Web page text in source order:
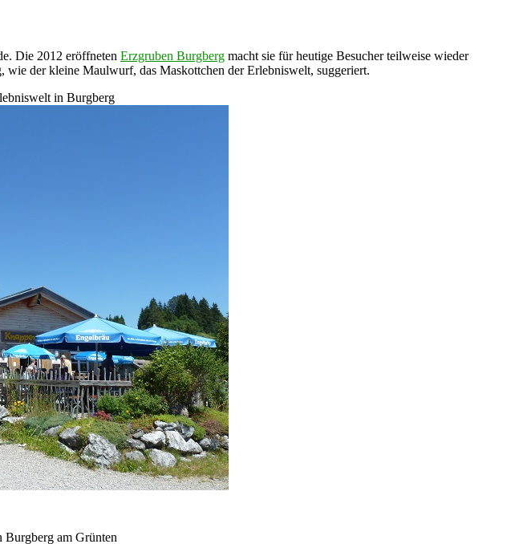
Die 2012 eröffneten Erzgruben Burgberg macht sie für heutige Besucher teilweise wieder
der kleine Maulwurf, das Maskottchen der Erlebniswelt, suggeriert.